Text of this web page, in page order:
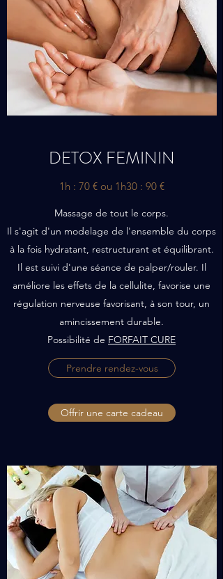
DETOX FEMININ
1h : 70 € ou 1h30 : 90 €
Massage de tout le corps.
Il s'agit d'un modelage de l'ensemble du corps
à la fois hydratant, restructurant et équilibrant.
Il est suivi d'une séance de palper/rouler. Il
améliore les effets de la cellulite, favorise une
régulation nerveuse favorisant, à son tour, un
amincissement durable.
Possibilité de FORFAIT CURE
Prendre rendez-vous
Offrir une carte cadeau